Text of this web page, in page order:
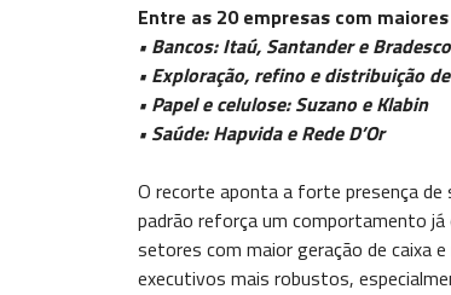
Entre as 20 empresas com
• Bancos: Itaú, Santander e Bradesco
• Exploração, refino e distribuição
• Papel e celulose: Suzano e Klabin
• Saúde: Hapvida e Rede D’Or
O recorte aponta a forte presença
padrão reforça um comportamento
setores com maior geração de caixa
executivos mais robustos,